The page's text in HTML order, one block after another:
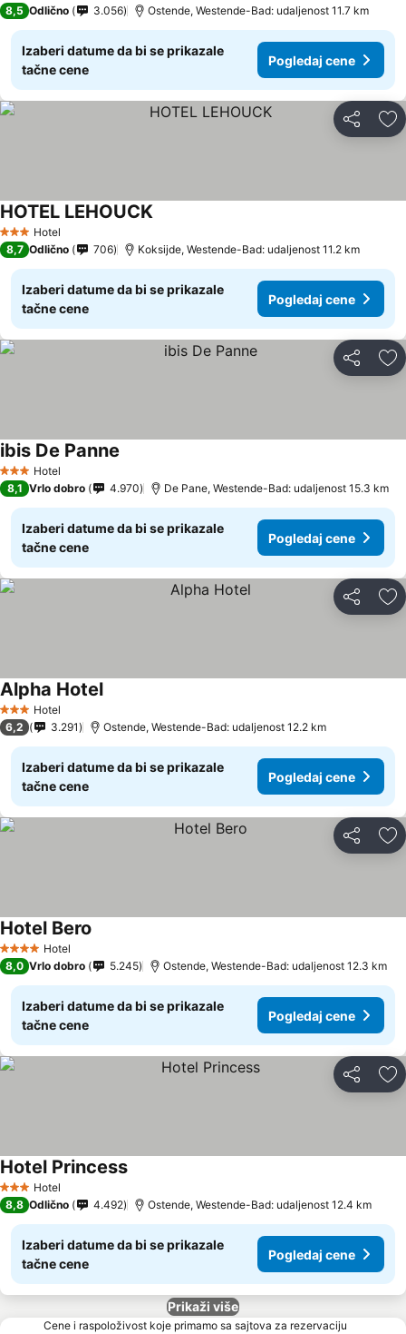
8,5 Odlično 3.056 Ostende, Westende-Bad: udaljenost 11.7 km
Izaberi datume da bi se prikazale
tačne cene
Pogledaj cene
Deli
3 Zvezdice
Hotel
HOTEL LEHOUCK
8,7 Odlično 706 Koksijde, Westende-Bad: udaljenost 11.2 km
Izaberi datume da bi se prikazale
tačne cene
Pogledaj cene
Deli
3 Zvezdice
Hotel
ibis De Panne
8,1 Vrlo dobro 4.970 De Pane, Westende-Bad: udaljenost 15.3 km
Izaberi datume da bi se prikazale
tačne cene
Pogledaj cene
Deli
3 Zvezdice
Hotel
Alpha Hotel
6,2 3.291 Ostende, Westende-Bad: udaljenost 12.2 km
Izaberi datume da bi se prikazale
tačne cene
Pogledaj cene
Deli
4 ZvezdiceHotel
Hotel Bero
8,0 Vrlo dobro 5.245 Ostende, Westende-Bad: udaljenost 12.3 km
Izaberi datume da bi se prikazale
tačne cene
Pogledaj cene
Deli
3 Zvezdice
Hotel
Hotel Princess
8,8 Odlično 4.492 Ostende, Westende-Bad: udaljenost 12.4 km
Izaberi datume da bi se prikazale
tačne cene
Pogledaj cene
Prikaži više
Cene i raspoloživost koje primamo sa sajtova za rezervaciju